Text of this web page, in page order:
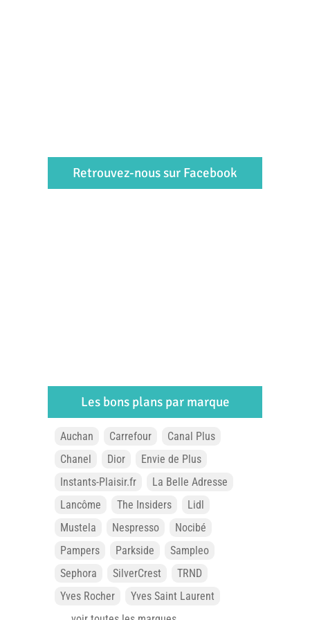
Retrouvez-nous sur Facebook
Les bons plans par marque
Auchan Carrefour
Canal Plus
Chanel
Dior
Envie de Plus
Instants-Plaisir.fr
La Belle Adresse
Lancôme
The Insiders
Lidl
Mustela
Nespresso
Nocibé
Pampers
Parkside
Sampleo
Sephora
SilverCrest
TRND
Yves Rocher
Yves Saint Laurent